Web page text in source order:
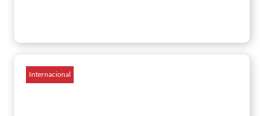
Internacional